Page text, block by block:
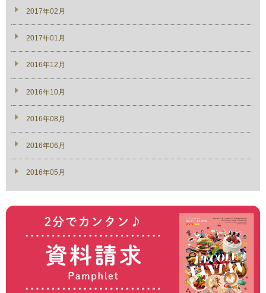
2017年02月
2017年01月
2016年12月
2016年10月
2016年08月
2016年06月
2016年05月